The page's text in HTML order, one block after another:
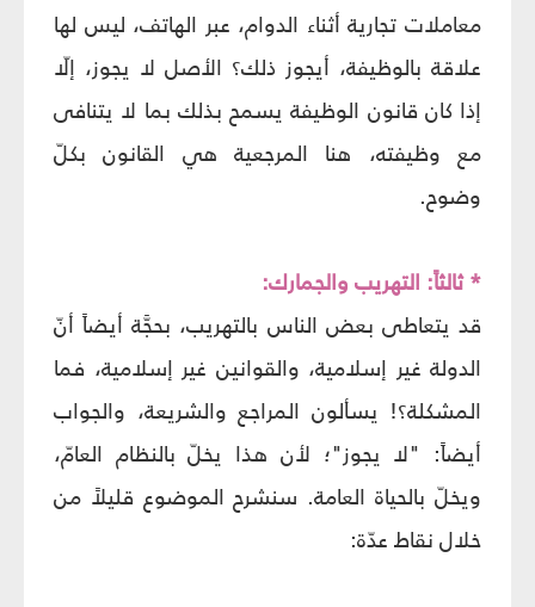
معاملات تجارية أثناء الدوام، عبر الهاتف، ليس لها
علاقة بالوظيفة، أيجوز ذلك؟ الأصل لا يجوز، إلّا
إذا كان قانون الوظيفة يسمح بذلك بما لا يتنافى
مع وظيفته، هنا المرجعية هي القانون بكلّ
وضوح.
* ثالثاً: التهريب والجمارك:
قد يتعاطى بعض الناس بالتهريب، بحجَّة أيضاً أنّ
الدولة غير إسلامية، والقوانين غير إسلامية، فما
المشكلة؟! يسألون المراجع والشريعة، والجواب
أيضاً: "لا يجوز"؛ لأن هذا يخلّ بالنظام العامّ،
ويخلّ بالحياة العامة. سنشرح الموضوع قليلاً من
خلال نقاط عدّة: